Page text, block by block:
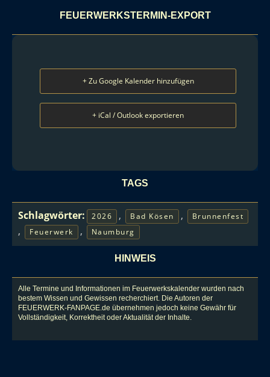
FEUERWERKSTERMIN-EXPORT
+ Zu Google Kalender hinzufügen
+ iCal / Outlook exportieren
TAGS
Schlagwörter: 2026 , Bad Kösen , Brunnenfest
, Feuerwerk , Naumburg
HINWEIS
Alle Termine und Informationen im Feuerwerkskalender wurden nach
bestem Wissen und Gewissen recherchiert. Die Autoren der
FEUERWERK-FANPAGE.de übernehmen jedoch keine Gewähr für
Vollständigkeit, Korrektheit oder Aktualität der Inhalte.